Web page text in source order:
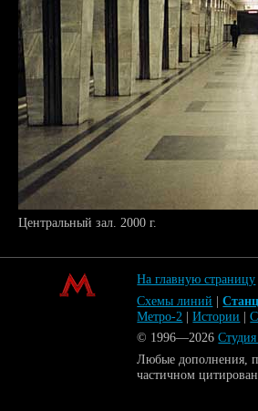
Центральный зал. 2000 г.
На главную страницу
Схемы линий |
Метро-2 |Истории |
© 1996—2026
Любые дополнения,
частичном